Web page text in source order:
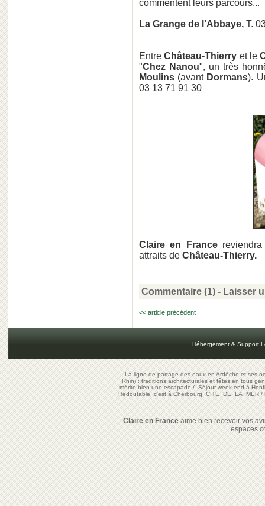
commentent leurs parcours...
La Grange de l'Abbaye, T.
EntreChâteau-Thierry et le
"Chez Nanou", un très
Moulins (avant Dormans).
03 13 71 91 30
Claire en Francereviendra
attraits de Château-Thierry.
Commentaire (1) - Laisser
<< article précédent
Hébergement & Support
La ligne de partage des eaux en Ardèche et ses
Rhin) : traditions architecturales et fêtes en tous
mérite bien une escapade/Séjour week-end à
Redoutable, c'est à Cherbourg, CITE DE LA MER/
Claire en Franceaime bien recevoir vos
espaces